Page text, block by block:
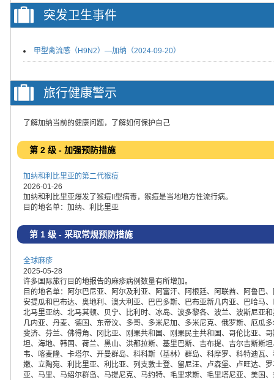
突发卫生事件
甲型禽流感（H9N2）—加纳（2024-09-20）
旅行健康警示
了解加纳当前的健康问题，了解如何保护自己
第 2 级 - 加强预防措施
加纳和利比里亚的第二代猴痘
2026-01-26
加纳和利比里亚爆发了猴痘II型病毒，猴痘是当地地方性流行病。
目的地名单：加纳、利比里亚
第 1 级 - 采取常规预防措施
全球麻疹
2025-05-28
许多国际旅行目的地报告的麻疹病例数量有所增加。
目的地名单：阿尔巴尼亚、阿尔及利亚、阿富汗、阿根廷、阿联酋、阿鲁巴
安提瓜和巴布达、奥地利、澳大利亚、巴巴多斯、巴布亚新几内亚、巴哈马
北马里亚纳、北马其顿、贝宁、比利时、冰岛、波多黎各、波兰、波斯尼亚
几内亚、丹麦、德国、东帝汶、多哥、多米尼加、多米尼克、俄罗斯、厄瓜
斐济、芬兰、佛得角、冈比亚、刚果共和国、刚果民主共和国、哥伦比亚、
坦、海地、韩国、荷兰、黑山、洪都拉斯、基里巴斯、吉布提、吉尔吉斯斯
韦、喀麦隆、卡塔尔、开曼群岛、科科斯（基林）群岛、科摩罗、科特迪瓦
嫩、立陶宛、利比里亚、利比亚、列支敦士登、留尼汪、卢森堡、卢旺达、
亚、马里、马绍尔群岛、马提尼克、马约特、毛里求斯、毛里塔尼亚、美国